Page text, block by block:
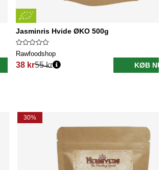
Jasminris Hvide ØKO 500g
Rawfoodshop
38 kr
Normalpris:
55 kr KØB NU
30%